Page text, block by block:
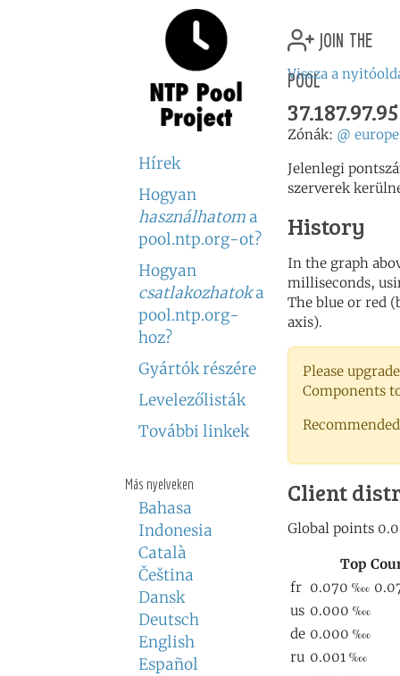
Hírek
Hogyan
használhatom a
pool.ntp.org-ot?
Hogyan
csatlakozhatoka
pool.ntp.org-
hoz?
Gyártók részére
Levelezőlisták
További linkek
Más nyelveken
Bahasa
Indonesia
Català
Čeština
Dansk
Deutsch
English
Español
join the
pool
Vissza a
37.187.97.95
Zónák: @ europe
Jelenlegi
szerverek
History
In the graph
milliseconds,
The blue or red
axis).
Please
Components
Client